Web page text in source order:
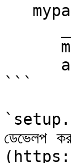
```
ডেভেলপ